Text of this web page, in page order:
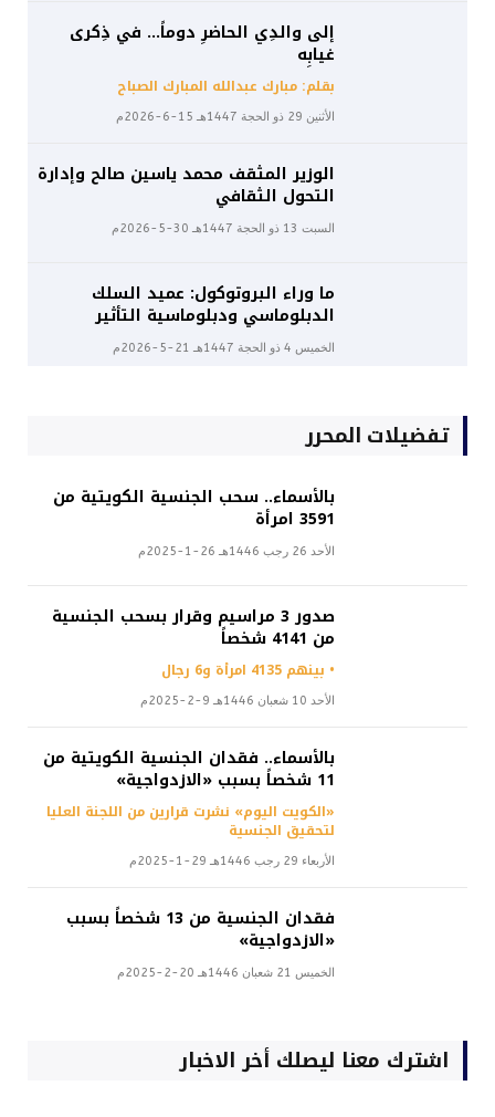
إلى والدِي الحاضرِ دوماً… في ذِكرى
غيابِه
بقلم: مبارك عبدالله المبارك الصباح
الأثنين 29 ذو الحجة 1447هـ 15-6-2026م
الوزير المثقف محمد ياسين صالح وإدارة
التحول الثقافي
السبت 13 ذو الحجة 1447هـ 30-5-2026م
ما وراء البروتوكول: عميد السلك
الدبلوماسي ودبلوماسية التأثير
الخميس 4 ذو الحجة 1447هـ 21-5-2026م
تفضيلات المحرر
بالأسماء.. سحب الجنسية الكويتية من
3591 امرأة
الأحد 26 رجب 1446هـ 26-1-2025م
صدور 3 مراسيم وقرار بسحب الجنسية
من 4141 شخصاً
• بينهم 4135 امرأة و6 رجال
الأحد 10 شعبان 1446هـ 9-2-2025م
بالأسماء.. فقدان الجنسية الكويتية من
11 شخصاً بسبب «الازدواجية»
«الكويت اليوم» نشرت قرارين من اللجنة العليا
لتحقيق الجنسية
الأربعاء 29 رجب 1446هـ 29-1-2025م
فقدان الجنسية من 13 شخصاً بسبب
«الازدواجية»
الخميس 21 شعبان 1446هـ 20-2-2025م
اشترك معنا ليصلك أخر الاخبار